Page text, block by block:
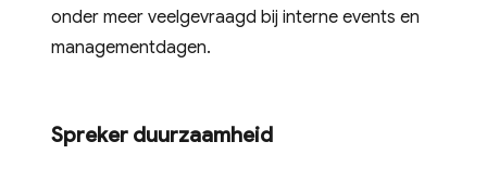
onder meer veelgevraagd bij interne events en
managementdagen.
Spreker duurzaamheid